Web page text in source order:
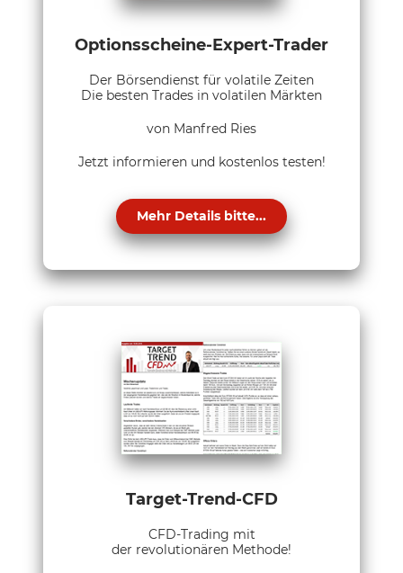
Optionsscheine-Expert-Trader
Der Börsendienst für volatile Zeiten
Die besten Trades in volatilen Märkten
von Manfred Ries
Jetzt informieren und kostenlos testen!
Mehr Details bitte...
Target-Trend-CFD
CFD-Trading mit
der revolutionären Methode!